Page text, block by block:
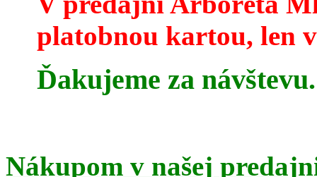
platobnou kartou, len
Ďakujeme za návštevu.
Nákupom v našej